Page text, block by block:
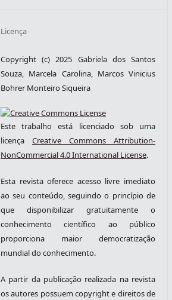
Licença
Copyright (c) 2025 Gabriela dos Santos
Souza, Marcela Carolina, Marcos Vinicius
Bohrer Monteiro Siqueira
Este trabalho está licenciado sob uma
licençaCreative Commons Attribution-
NonCommercial 4.0 International License.
Esta revista oferece acesso livre imediato
ao seu conteúdo, seguindo o princípio de
que disponibilizar gratuitamente o
conhecimento científico ao público
proporciona maior democratização
mundial do conhecimento.
A partir da publicação realizada na revista
os autores possuem copyright e direitos de